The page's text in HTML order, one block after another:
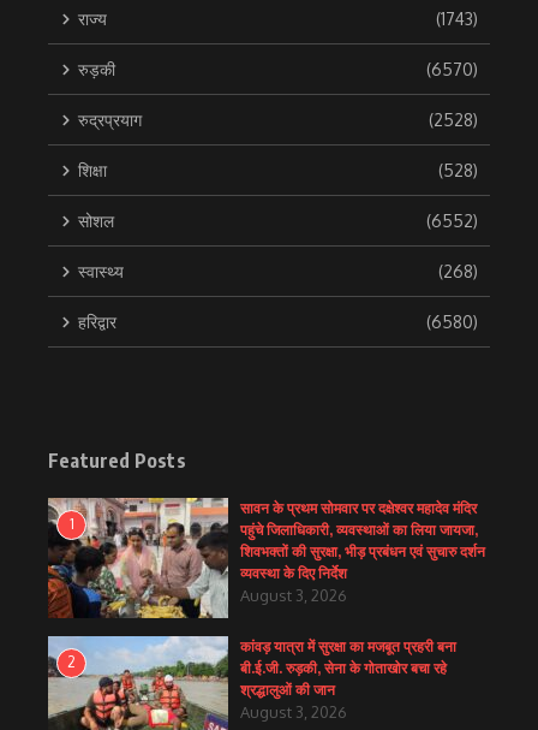
राज्य (1743)
रुड़की (6570)
रुद्रप्रयाग (2528)
शिक्षा (528)
सोशल (6552)
स्वास्थ्य (268)
हरिद्वार (6580)
Featured Posts
1
सावन के प्रथम सोमवार पर दक्षेश्वर महादेव मंदिर
पहुंचे जिलाधिकारी, व्यवस्थाओं का लिया जायजा,
शिवभक्तों की सुरक्षा, भीड़ प्रबंधन एवं सुचारु दर्शन
व्यवस्था के दिए निर्देश
August 3, 2026
2
कांवड़ यात्रा में सुरक्षा का मजबूत प्रहरी बना
बी.ई.जी. रुड़की, सेना के गोताखोर बचा रहे
श्रद्धालुओं की जान
August 3, 2026